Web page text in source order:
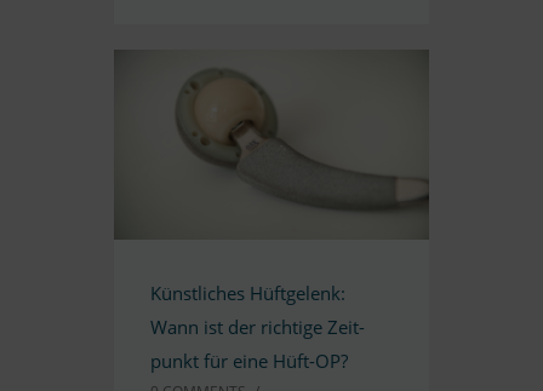
Künst­li­ches Hüft­ge­lenk:
Wann ist der rich­tige Zeit­
punkt für eine Hüft-OP?